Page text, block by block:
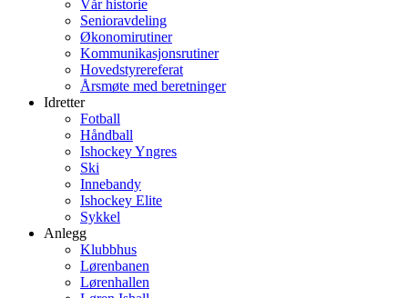
Vår historie
Senioravdeling
Økonomirutiner
Kommunikasjonsrutiner
Hovedstyrereferat
Årsmøte med beretninger
Idretter
Fotball
Håndball
Ishockey Yngres
Ski
Innebandy
Ishockey Elite
Sykkel
Anlegg
Klubbhus
Lørenbanen
Lørenhallen